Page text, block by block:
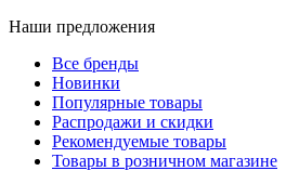
Наши предложения
Все бренды
Новинки
Популярные товары
Распродажи и скидки
Рекомендуемые товары
Товары в розничном магазине